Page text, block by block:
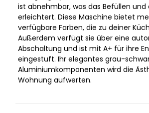
ist abnehmbar, was das Befüllen und
erleichtert. Diese Maschine bietet
verfügbare Farben, die zu deiner
Außerdem verfügt sie über eine
Abschaltung und ist mit A+ für ihre
eingestuft. Ihr elegantes grau-
Aluminiumkomponenten wird die
Wohnung aufwerten.